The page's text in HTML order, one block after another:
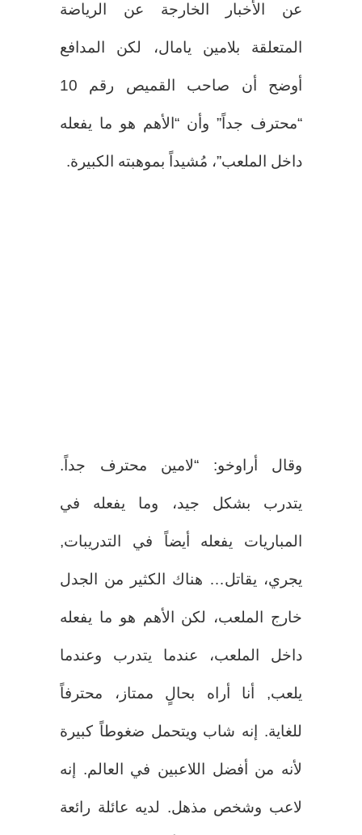
عن الأخبار الخارجة عن الرياضة
المتعلقة بلامين يامال، لكن المدافع
أوضح أن صاحب القميص رقم 10
“محترف جداً” وأن “الأهم هو ما يفعله
داخل الملعب”، مُشيداً بموهبته الكبيرة.
وقال أراوخو: “لامين محترف جداً.
يتدرب بشكل جيد، وما يفعله في
المباريات يفعله أيضاً في التدريبات,
يجري، يقاتل… هناك الكثير من الجدل
خارج الملعب، لكن الأهم هو ما يفعله
داخل الملعب، عندما يتدرب وعندما
يلعب, أنا أراه بحالٍ ممتاز، محترفاً
للغاية. إنه شاب ويتحمل ضغوطاً كبيرة
لأنه من أفضل اللاعبين في العالم. إنه
لاعب وشخص مذهل. لديه عائلة رائعة